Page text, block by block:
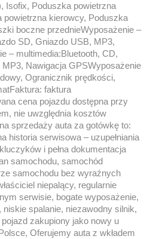
Isofix, Poduszka powietrzna
powietrzna kierowcy, Poduszka
boczne przednieWyposażenie –
SD, Gniazdo USB, MP3,
– multimedia:Bluetooth, CD,
Nawigacja GPSWyposażenie
Ogranicznik prędkości,
faktura
cena pojazdu dostępna przy
nie uwzględnia kosztów
sprzedaży auta za gotówkę to:
historia serwisowa – uzupełniania
i pełna dokumentacja
samochodu, samochód
samochodu bez wyraźnych
niepalący, regularnie
serwisie, bogate wyposażenie,
spalanie, niezawodny silnik,
zakupiony jako nowy u
Oferujemy auta z wkładem